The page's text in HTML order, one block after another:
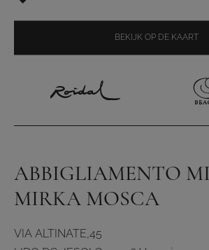
BEKIJK OP DE KAART
ABBIGLIAMENTO
MIRKA MOSCA
VIA ALTINATE,45